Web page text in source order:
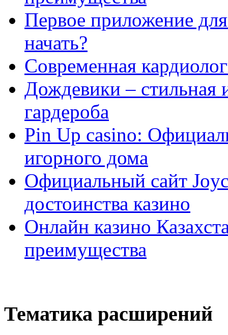
Первое приложение
начать?
Современная
Дождевики – стильная
гардероба
Pin Up casino:
игорного дома
Официальный сайт
достоинства казино
Онлайн казино
преимущества
Тематика расширений